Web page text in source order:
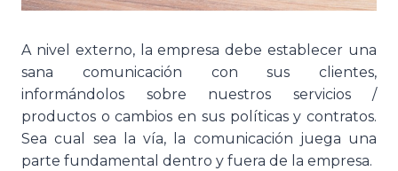
A nivel externo, la empresa debe establecer una
sana comunicación con sus clientes,
informándolos sobre nuestros servicios /
productos o cambios en sus políticas y contratos.
Sea cual sea la vía, la comunicación juega una
parte fundamental dentro y fuera de la empresa.